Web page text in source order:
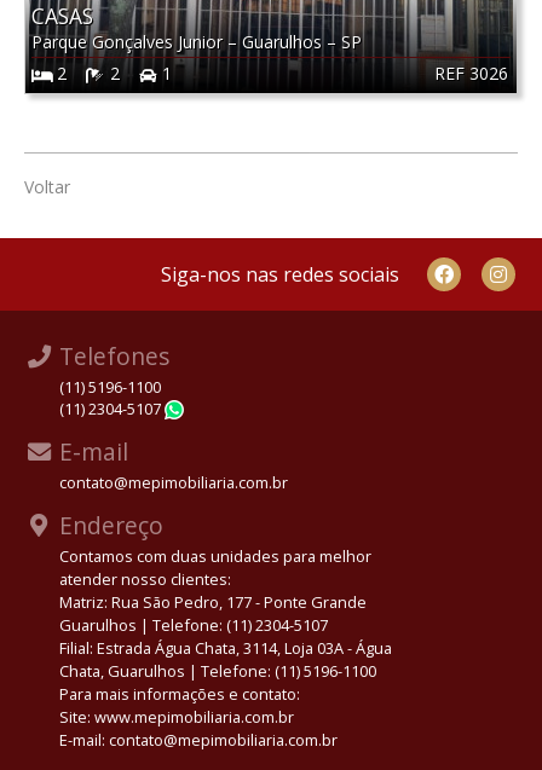
REF 3026
CASAS
Parque Gonçalves Junior –Guarulhos– SP
2
2 1
Voltar
Siga-nos nas redes sociais
Telefones
(11) 5196-1100
(11) 2304-5107
E-mail
contato@mepimobiliaria.com.br
Endereço
Contamos com duas unidades para melhor
atender nosso clientes:
Matriz: Rua São Pedro, 177 - Ponte Grande
Guarulhos | Telefone: (11) 2304-5107
Filial: Estrada Água Chata, 3114, Loja 03A - Água
Chata, Guarulhos | Telefone: (11) 5196-1100
Para mais informações e contato:
Site: www.mepimobiliaria.com.br
E-mail: contato@mepimobiliaria.com.br